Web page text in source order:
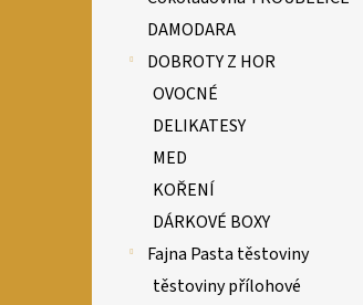
DAMODARA
DOBROTY Z HOR
OVOCNÉ
DELIKATESY
MED
KOŘENÍ
DÁRKOVÉ BOXY
Fajna Pasta těstoviny
těstoviny přílohové